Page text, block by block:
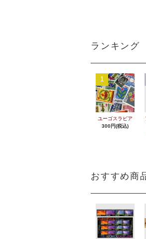
ランキング
1
ユーゴスラビア
300円(税込)
おすすめ商